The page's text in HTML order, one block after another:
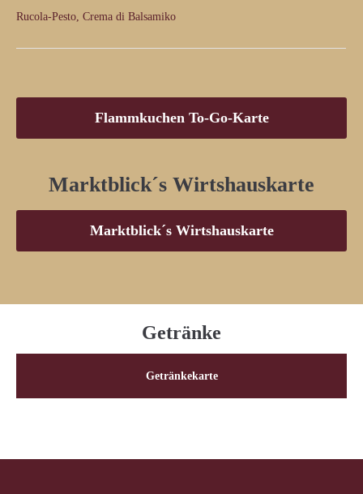
Rucola-Pesto, Crema di Balsamiko
Flammkuchen To-Go-Karte
Marktblick´s Wirtshauskarte
Marktblick´s Wirtshauskarte
Getränke
Getränkekarte